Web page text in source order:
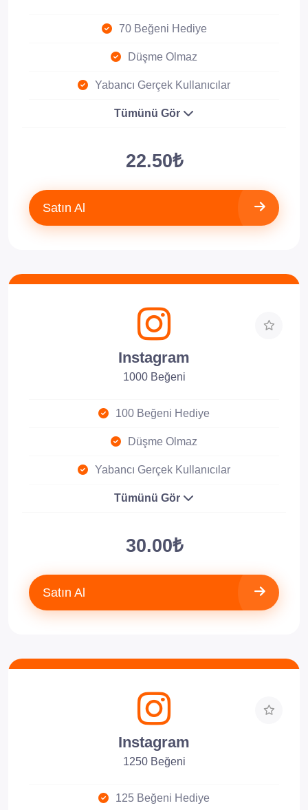
70 Beğeni Hediye
Düşme Olmaz
Yabancı Gerçek Kullanıcılar
Tümünü Gör
22.50₺
Satın Al
Instagram
1000 Beğeni
100 Beğeni Hediye
Düşme Olmaz
Yabancı Gerçek Kullanıcılar
Tümünü Gör
30.00₺
Satın Al
Instagram
1250 Beğeni
125 Beğeni Hediye